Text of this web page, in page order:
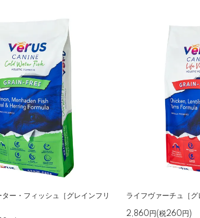
ー・フィッシュ［グレインフリ
ライフヴァーチュ［グ
2,860円(税260円)